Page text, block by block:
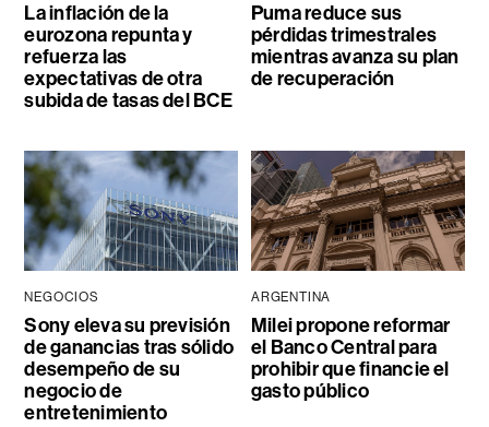
La inflación de la
eurozona repunta y
refuerza las
expectativas de otra
subida de tasas del BCE
Puma reduce sus
pérdidas trimestrales
mientras avanza su plan
de recuperación
NEGOCIOS
Sony eleva su previsión
de ganancias tras sólido
desempeño de su
negocio de
entretenimiento
ARGENTINA
Milei propone reformar
el Banco Central para
prohibir que financie el
gasto público